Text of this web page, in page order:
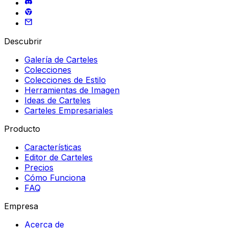
Descubrir
Galería de Carteles
Colecciones
Colecciones de Estilo
Herramientas de Imagen
Ideas de Carteles
Carteles Empresariales
Producto
Características
Editor de Carteles
Precios
Cómo Funciona
FAQ
Empresa
Acerca de